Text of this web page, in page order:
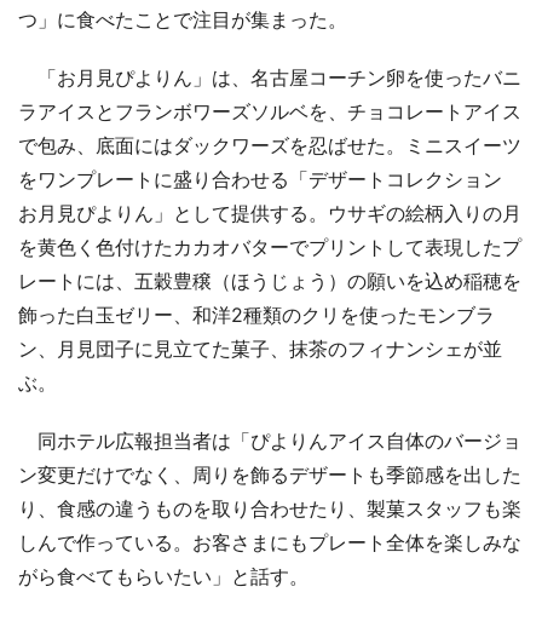
つ」に食べたことで注目が集まった。
「お月見ぴよりん」は、名古屋コーチン卵を使ったバニ
ラアイスとフランボワーズソルベを、チョコレートアイス
で包み、底面にはダックワーズを忍ばせた。ミニスイーツ
をワンプレートに盛り合わせる「デザートコレクション
お月見ぴよりん」として提供する。ウサギの絵柄入りの月
を黄色く色付けたカカオバターでプリントして表現したプ
レートには、五穀豊穣（ほうじょう）の願いを込め稲穂を
飾った白玉ゼリー、和洋2種類のクリを使ったモンブラ
ン、月見団子に見立てた菓子、抹茶のフィナンシェが並
ぶ。
同ホテル広報担当者は「ぴよりんアイス自体のバージョ
ン変更だけでなく、周りを飾るデザートも季節感を出した
り、食感の違うものを取り合わせたり、製菓スタッフも楽
しんで作っている。お客さまにもプレート全体を楽しみな
がら食べてもらいたい」と話す。